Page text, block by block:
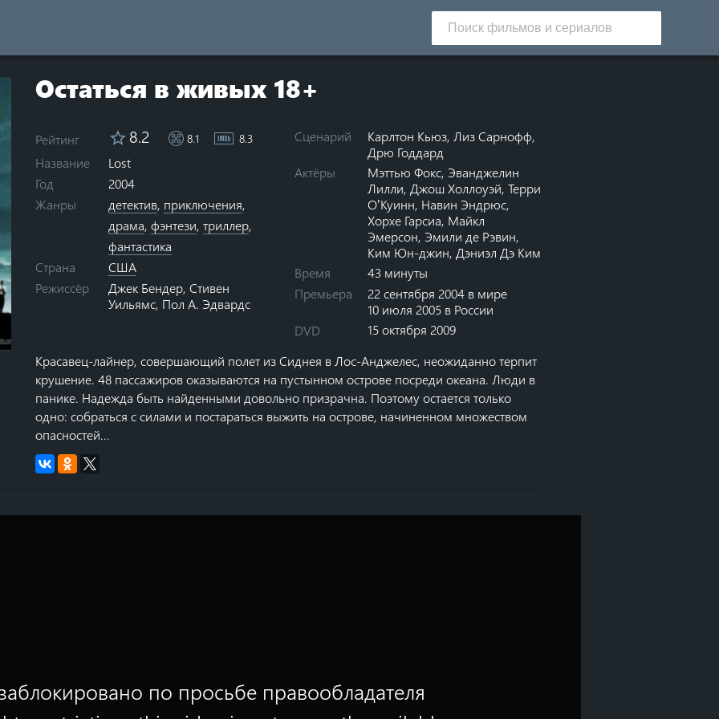
stars
Остаться в живых 18+
Рейтинг 8.2 8.1 8.3
Название
Lost
Год
2004
Жанры
детектив, приключения,
драма, фэнтези, триллер,
фантастика
Страна
США
Режиссёр
Джек Бендер, Стивен
Уильямс, Пол А. Эдвардс
Сценарий Карлтон Кьюз, Лиз Сарнофф,
Дрю Годдард
Актёры
Мэттью Фокс, Эванджелин
Лилли, Джош Холлоуэй,Терри
О’Куинн, Навин Эндрюс,
Хорхе Гарсиа, Майкл
Эмерсон, Эмили де Рэвин,
Ким Юн-джин, Дэниэл Дэ Ким
Время
43 минуты
Премьера
22 сентября 2004 в мире
10 июля 2005 в России
DVD
15 октября 2009
Красавец-лайнер, совершающий полет из Сиднея в Лос-Анджелес, неожиданно терпит
крушение. 48 пассажиров оказываются на пустынном острове посреди океана. Люди в
панике. Надежда быть найденными довольно призрачна. Поэтому остается только
одно: собраться с силами и постараться выжить на острове, начиненном множеством
опасностей...
по просьбе правообладателя